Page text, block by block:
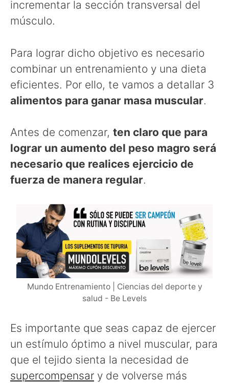
incrementar la sección transversal del
músculo.
Para lograr dicho objetivo es necesario
combinar un entrenamiento y una dieta
eficientes. Por ello, te vamos a detallar 3
alimentos para ganar masa muscular.
Antes de comenzar, ten claro que para
lograr un aumento del peso magro será
necesario que realices ejercicio de
fuerza de manera regular.
Mundo Entrenamiento | Ciencias del deporte y
salud - Be Levels
Es importante que seas capaz de ejercer
un estímulo óptimo a nivel muscular, para
que el tejido sienta la necesidad de
supercompensar y de volverse más